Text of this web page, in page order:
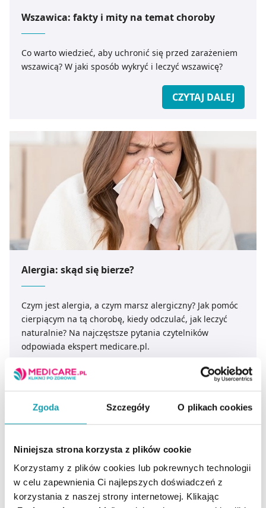
Zgoda Szczegóły O plikach cookies
Niniejsza strona korzysta z plików cookie
Korzystamy z plików cookies lub pokrewnych technologii
w celu zapewnienia Ci najlepszych doświadczeń z
korzystania z naszej strony internetowej. Klikając
Wszawica: fakty i mity na temat choroby
Co warto wiedzieć, aby uchronić się przed zarażeniem
wszawicą? W jaki sposób wykryć i leczyć wszawicę?
CZYTAJ DALEJ
Alergia: skąd się bierze?
Czym jest alergia, a czym marsz alergiczny? Jak pomóc
cierpiącym na tą chorobę, kiedy odczulać, jak leczyć
naturalnie? Na najczęstsze pytania czytelników
odpowiada ekspert medicare.pl.
CZYTAJ DALEJ